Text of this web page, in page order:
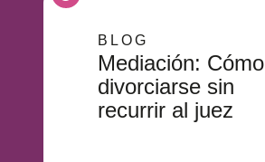
BLOG
Mediación: Cómo
divorciarse sin
recurrir al juez